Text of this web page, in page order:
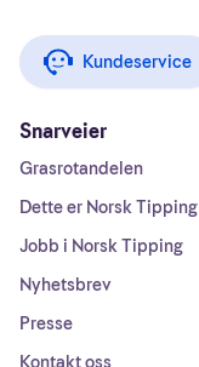
Kundeservice
Snarveier
Grasrotandelen
Dette er Norsk Tipping
Jobb i Norsk Tipping
Nyhetsbrev
Presse